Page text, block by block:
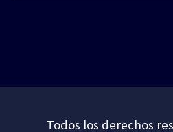
Todos los derechos